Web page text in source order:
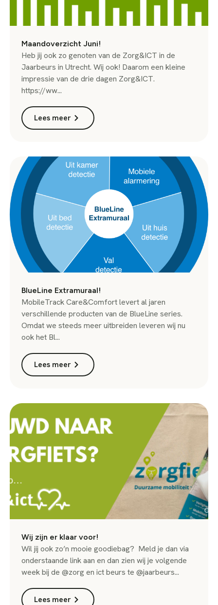
Maandoverzicht Juni!
Heb jij ook zo genoten van de Zorg&ICT in de
Jaarbeurs in Utrecht. Wij ook! Daarom een kleine
impressie van de drie dagen Zorg&ICT.
https://ww...
Lees meer
BlueLine Extramuraal!
MobileTrack Care&Comfort levert al jaren
verschillende producten van de BlueLine series.
Omdat we steeds meer uitbreiden leveren wij nu
ook het Bl...
Lees meer
Wij zijn er klaar voor!
Wil jij ook zo’n mooie goodiebag? Meld je dan via
onderstaande link aan en dan zien wij je volgende
week bij de @zorg en ict beurs te @jaarbeurs...
Lees meer